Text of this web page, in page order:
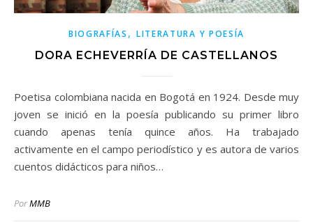
BIOGRAFÍAS , LITERATURA Y POESÍA
DORA ECHEVERRÍA DE CASTELLANOS
Poetisa colombiana nacida en Bogotá en 1924. Desde muy
joven se inició en la poesía publicando su primer libro
cuando apenas tenía quince años. Ha trabajado
activamente en el campo periodístico y es autora de varios
cuentos didácticos para niños…
PorMMB